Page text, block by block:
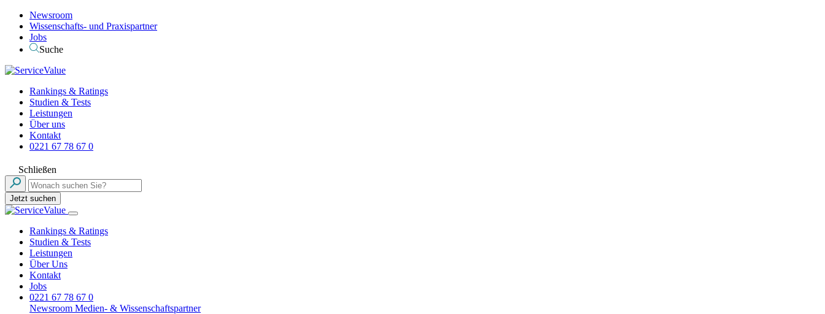
Newsroom
Wissenschafts- und Praxispartner
Jobs
Suche
Rankings & Ratings
Studien & Tests
Leistungen
Über uns
Kontakt
0221 67 78 67 0
Schließen
Jetzt suchen
Rankings & Ratings
Studien & Tests
Leistungen
Über Uns
Kontakt
Jobs
0221 67 78 67 0
Newsroom Medien- & Wissenschaftspartner